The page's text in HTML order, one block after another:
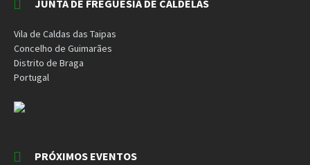
JUNTA DE FREGUESIA DE CALDELAS
Vila de Caldas das Taipas
Concelho de Guimarães
Distrito de Braga
Portugal
PRÓXIMOS EVENTOS